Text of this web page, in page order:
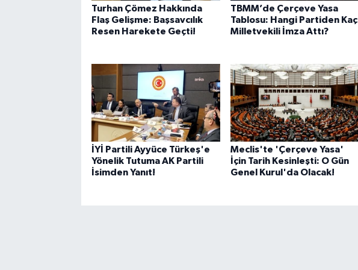
Turhan Çömez Hakkında
Flaş Gelişme: Başsavcılık
Resen Harekete Geçti!
TBMM’de Çerçeve Yasa
Tablosu: Hangi Partiden Kaç
Milletvekili İmza Attı?
İYİ Partili Ayyüce Türkeş'e
Yönelik Tutuma AK Partili
İsimden Yanıt!
Meclis'te 'Çerçeve Yasa'
İçin Tarih Kesinleşti: O Gün
Genel Kurul'da Olacak!